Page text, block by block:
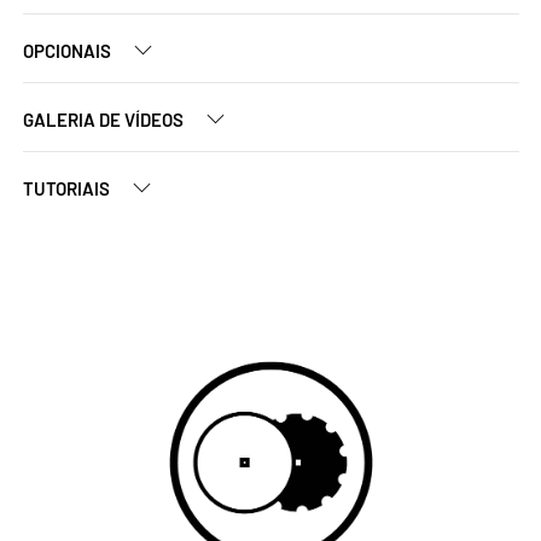
OPCIONAIS
GALERIA DE VÍDEOS
TUTORIAIS